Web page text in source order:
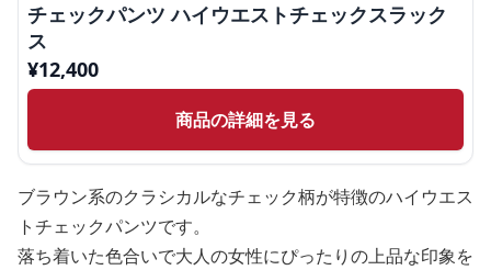
チェックパンツ ハイウエストチェックスラック
ス
¥12,400
商品の詳細を見る
ブラウン系のクラシカルなチェック柄が特徴のハイウエス
トチェックパンツです。
落ち着いた色合いで大人の女性にぴったりの上品な印象を